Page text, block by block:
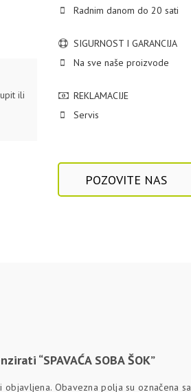
ili
Radnim danom do 20 sati
SIGURNOST I GARANCIJA
Na sve naše proizvode
REKLAMACIJE
Servis
POZOVITE NAS
“SPAVAĆA SOBA ŠOK”
objavljena. Obavezna polja su označena sa